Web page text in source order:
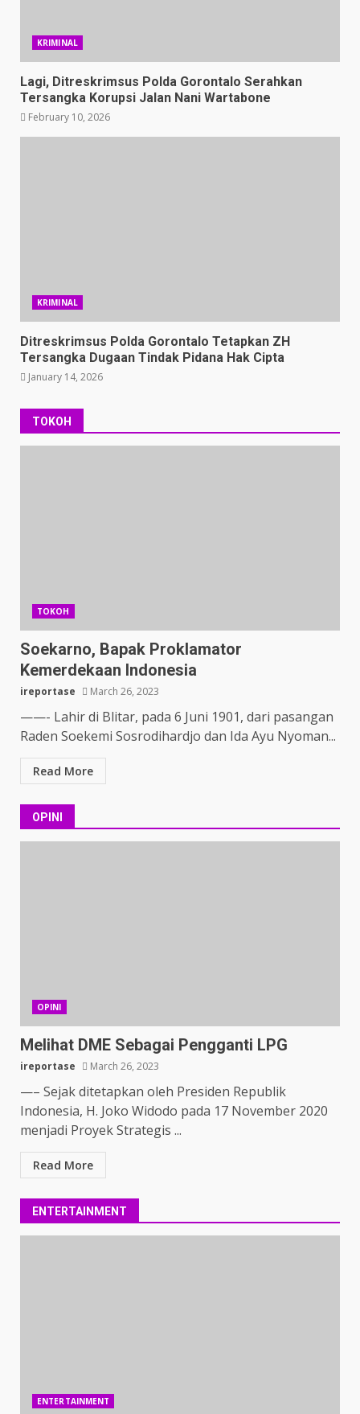
KRIMINAL
Lagi, Ditreskrimsus Polda Gorontalo Serahkan
Tersangka Korupsi Jalan Nani Wartabone
February 10, 2026
KRIMINAL
Ditreskrimsus Polda Gorontalo Tetapkan ZH
Tersangka Dugaan Tindak Pidana Hak Cipta
January 14, 2026
TOKOH
TOKOH
Soekarno, Bapak Proklamator
Kemerdekaan Indonesia
ireportase March 26, 2023
——- Lahir di Blitar, pada 6 Juni 1901, dari pasangan
Raden Soekemi Sosrodihardjo dan Ida Ayu Nyoman...
Read More
OPINI
OPINI
Melihat DME Sebagai Pengganti LPG
ireportase March 26, 2023
—– Sejak ditetapkan oleh Presiden Republik
Indonesia, H. Joko Widodo pada 17 November 2020
menjadi Proyek Strategis ...
Read More
ENTERTAINMENT
ENTERTAINMENT